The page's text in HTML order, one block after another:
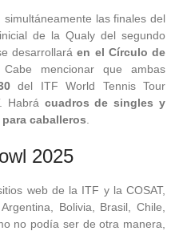
las finales del
de la Qualy del segundo
desarrollaráen el Círculo de
mencionar que ambas
del ITF World Tennis Tour
Habrá cuadros de singles y
caballeros
2025
web de la ITF y la COSAT,
Bolivia, Brasil, Chile,
no podía ser de otra manera,